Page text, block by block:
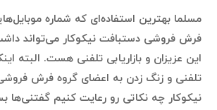
مسلما بهترین استفاده‌ای که شماره
فرش فروشی دستبافت نیکوکار می‌تواند
این عزیزان و بازاریابی تلفنی هست. البته
تلفنی و زنگ زدن به اعضای گروه فرش
نیکوکار چه نکاتی رو رعایت کنیم گفتنی‌ها